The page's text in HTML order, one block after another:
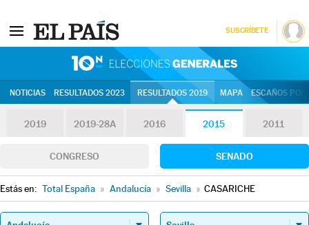
SUSCRÍBETE
NOTICIAS RESULTADOS 2023 RESULTADOS 2019 MAPA ESCAÑOS
2019 2019-28A 2016 2015 2011
CONGRESO SENADO
Estás en: Total España » Andalucía » Sevilla » CASARICHE